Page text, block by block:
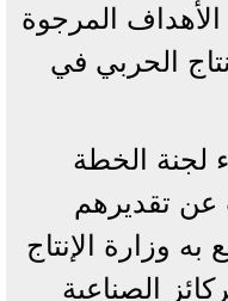
الأهداف المرجوة
الحربي في
لجنة الخطة
عن تقديرهم
وزارة الإنتاج
الصناعية